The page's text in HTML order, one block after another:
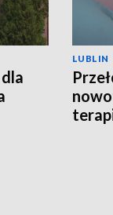
LUBLIN